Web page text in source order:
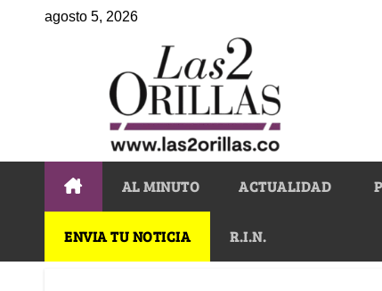
agosto 5, 2026
AL MINUTO ACTUALIDAD
ENVIA TU NOTICIA R.I.N.